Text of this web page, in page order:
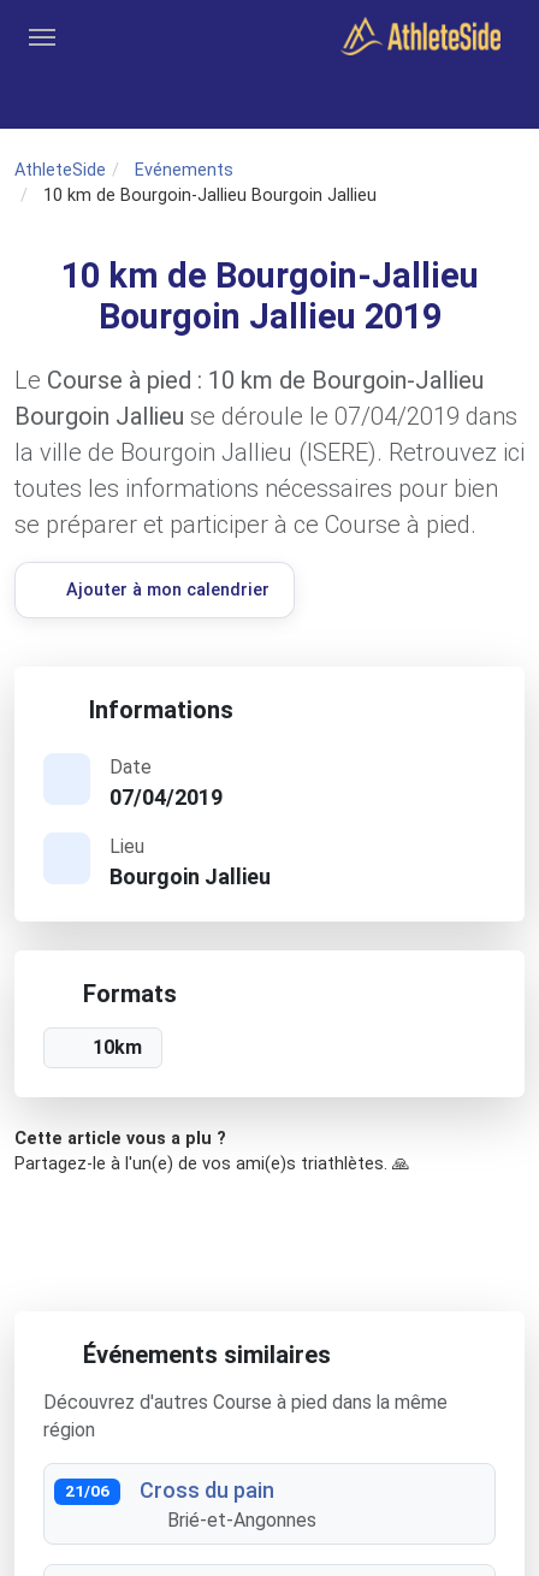
AthleteSide
Evénements
10 km de Bourgoin-Jallieu Bourgoin Jallieu
10 km de Bourgoin-Jallieu
Bourgoin Jallieu 2019
Le Course à pied : 10 km de Bourgoin-Jallieu
Bourgoin Jallieu se déroule le 07/04/2019 dans
la ville de Bourgoin Jallieu (ISERE). Retrouvez ici
toutes les informations nécessaires pour bien
se préparer et participer à ce Course à pied.
Ajouter à mon calendrier
Informations
Date
07/04/2019
Lieu
Bourgoin Jallieu
Formats
10km
Cette article vous a plu ?
Partagez-le à l'un(e) de vos ami(e)s triathlètes. 🙏
Événements similaires
Découvrez d'autres Course à pied dans la même
région
21/06 Cross du pain
Brié-et-Angonnes